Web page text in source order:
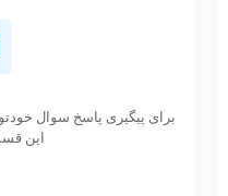
برای پیگیری پاسخ سوال
این